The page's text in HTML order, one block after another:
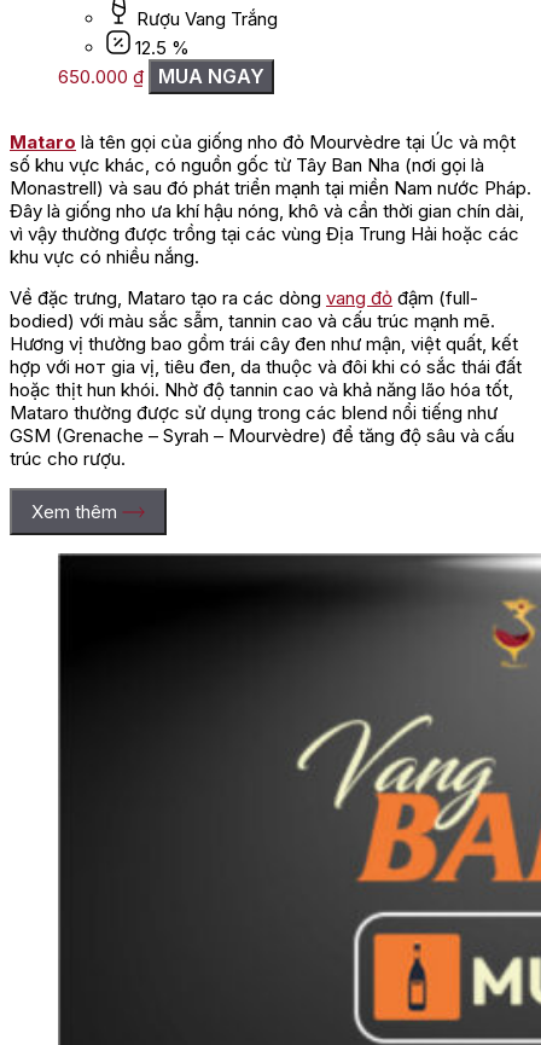
Rượu Vang Trắng
12.5 %
650.000 ₫ MUA NGAY
Mataro là tên gọi của giống nho đỏ Mourvèdre tại Úc và một
số khu vực khác, có nguồn gốc từ Tây Ban Nha (nơi gọi là
Monastrell) và sau đó phát triển mạnh tại miền Nam nước Pháp.
Đây là giống nho ưa khí hậu nóng, khô và cần thời gian chín dài,
vì vậy thường được trồng tại các vùng Địa Trung Hải hoặc các
khu vực có nhiều nắng.
Về đặc trưng, Mataro tạo ra các dòng vang đỏ đậm (full-
bodied) với màu sắc sẫm, tannin cao và cấu trúc mạnh mẽ.
Hương vị thường bao gồm trái cây đen như mận, việt quất, kết
hợp với нот gia vị, tiêu đen, da thuộc và đôi khi có sắc thái đất
hoặc thịt hun khói. Nhờ độ tannin cao và khả năng lão hóa tốt,
Mataro thường được sử dụng trong các blend nổi tiếng như
GSM (Grenache – Syrah – Mourvèdre) để tăng độ sâu và cấu
trúc cho rượu.
Xem thêm